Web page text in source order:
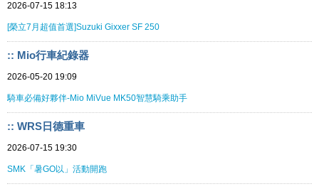
2026-07-15 18:13
[榮立7月超值首選]Suzuki Gixxer SF 250
:: Mio行車紀錄器
2026-05-20 19:09
騎車必備好夥伴-Mio MiVue MK50智慧騎乘助手
:: WRS日德重車
2026-07-15 19:30
SMK「暑GO以」活動開跑